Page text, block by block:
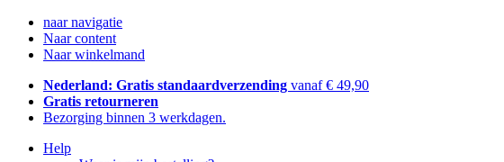
naar navigatie
Naar content
Naar winkelmand
Nederland: Gratis standaardverzending vanaf € 49,90
Gratis retourneren
Bezorging binnen 3 werkdagen.
Help